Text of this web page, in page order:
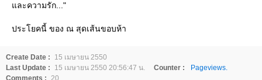
ละความรัก..."
ประโยคนี้ ของ ณ สุดเส้นขอบห้า
Create Date :
15 เมษายน 2550
Last Update :
15 เมษายน 2550 20:56:47 น. Counter :
Pageviews.
Comments : 20